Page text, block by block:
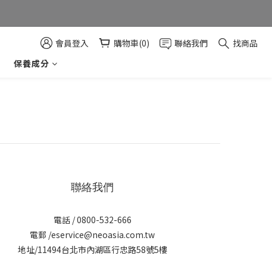
會員登入 購物車(0) 聯絡我們
找商品
保養成分
聯絡我們
電話 / 0800-532-666
電郵 /eservice@neoasia.com.tw
地址/11494台北市內湖區行忠路58號5樓